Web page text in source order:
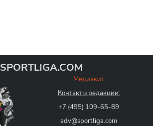
SPORTLIGA.COM
Медиакит
Контакты редакции:
+7 (495) 109-65-89
adv@sportliga.com